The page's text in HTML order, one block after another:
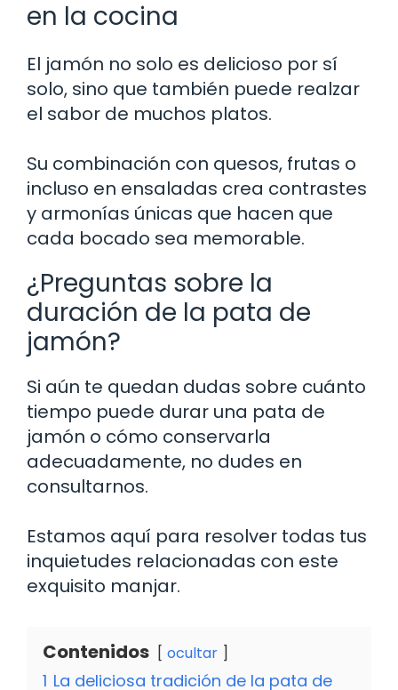
en la cocina
El jamón no solo es delicioso por sí
solo, sino que también puede realzar
el sabor de muchos platos.
Su combinación con quesos, frutas o
incluso en ensaladas crea contrastes
y armonías únicas que hacen que
cada bocado sea memorable.
¿Preguntas sobre la
duración de la pata de
jamón?
Si aún te quedan dudas sobre cuánto
tiempo puede durar una pata de
jamón o cómo conservarla
adecuadamente, no dudes en
consultarnos.
Estamos aquí para resolver todas tus
inquietudes relacionadas con este
exquisito manjar.
Contenidos ocultar
1 La deliciosa tradición de la pata de